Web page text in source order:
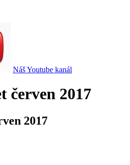
Náš Youtube kanál
červen 2017
2017